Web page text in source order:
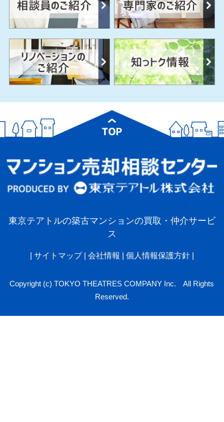
東京テアトルの築古マンションの買取・仲介サービ
ス
サイトマップ 会社情報 個人情報保護方針|
Copyright (c) TOKYO THEATRES COMPANY Inc. All Rights
Reserved.